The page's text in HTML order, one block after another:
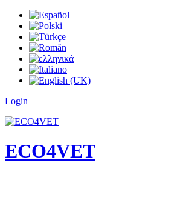
Login
ECO4VET